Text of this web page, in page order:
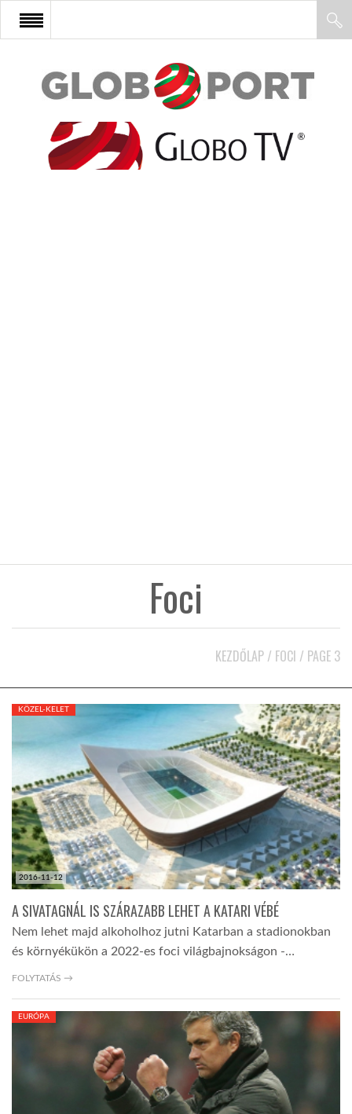
FŐOLDAL
AFRIKA
HÍR3D
TROPICALMAGAZIN
GLOBOTV
AFRIKA TUDÁSTÁR
A NAP SZÉPE
LINKTR.EE
Foci
KEZDŐLAP / FOCI / PAGE 3
2016-11-12
KÖZEL-KELET
A SIVATAGNÁL IS SZÁRAZABB LEHET A KATARI VÉBÉ
Nem lehet majd alkoholhoz jutni Katarban a stadionokban
és környékükön a 2022-es foci világbajnokságon -…
FOLYTATÁS →
EURÓPA